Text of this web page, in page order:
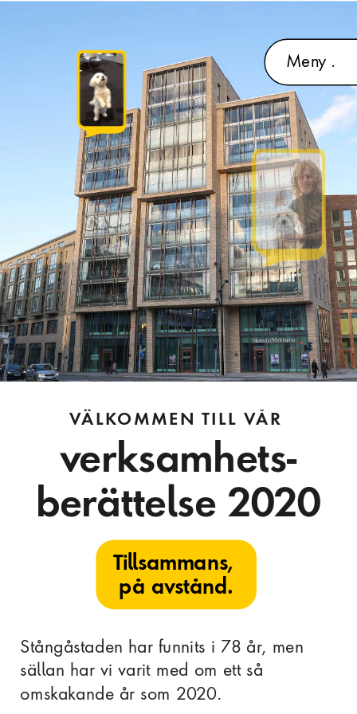
VÄLKOMMEN TILL VÅR
verksamhets-
berättelse 2020
Tillsammans,
på avstånd.
Stångåstaden har funnits i 78 år, men
sällan har vi varit med om ett så
omskakande år som 2020.
Meny ....